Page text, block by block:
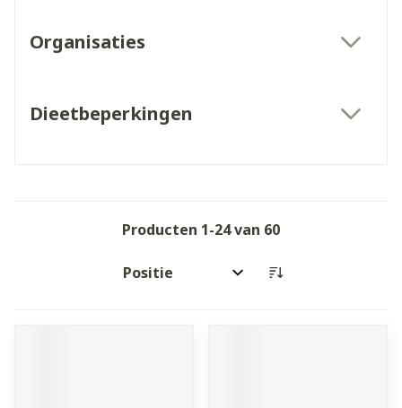
Organisaties
Dieetbeperkingen
Producten 1-24van 60
Sorteer op: